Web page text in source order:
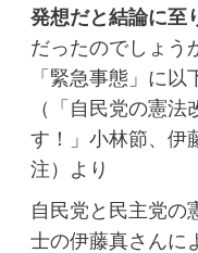
発想だと結論に至
だったのでしょう
「緊急事態」に以
（「自民党の憲
す！」小林節、伊
注）より
自民党と民主党の
士の伊藤真さん